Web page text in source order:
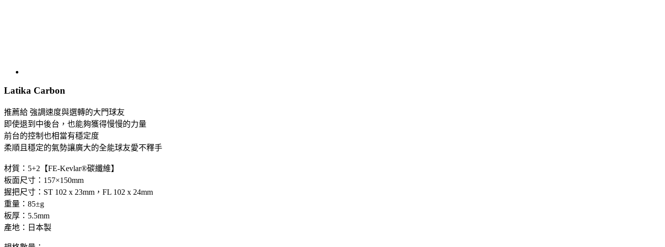
Latika Carbon
推薦給 強調速度與選轉的大門球友
即使退到中後台，也能夠獲得慢慢的力量
前台的控制也相當有穩定度
柔順且穩定的氣勢讓廣大的全能球友愛不釋手
材質：5+2【FE-Kevlar®碳纖維】
板面尺寸：157×150mm
握把尺寸：ST 102 x 23mm，FL 102 x 24mm
重量：85±g
板厚：5.5mm
產地：日本製